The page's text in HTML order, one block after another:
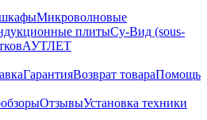
Микроволновые
плитыСу-Вид (sous-
АУТЛЕТ
ГарантияВозврат товараПомощь
ОтзывыУстановка техники